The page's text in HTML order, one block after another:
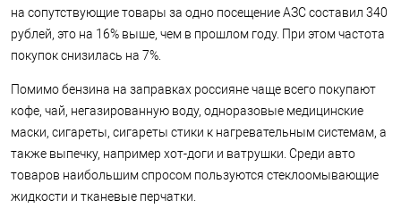
на сопутствующие товары за одно посещение АЗС составил 340
рублей, это на 16% выше, чем в прошлом году. При этом частота
покупок снизилась на 7%.
Помимо бензина на заправках россияне чаще всего покупают
кофе, чай, негазированную воду, одноразовые медицинские
маски, сигареты, сигареты стики к нагревательным системам, а
также выпечку, например хот-доги и ватрушки. Среди авто
товаров наибольшим спросом пользуются стеклоомывающие
жидкости и тканевые перчатки.